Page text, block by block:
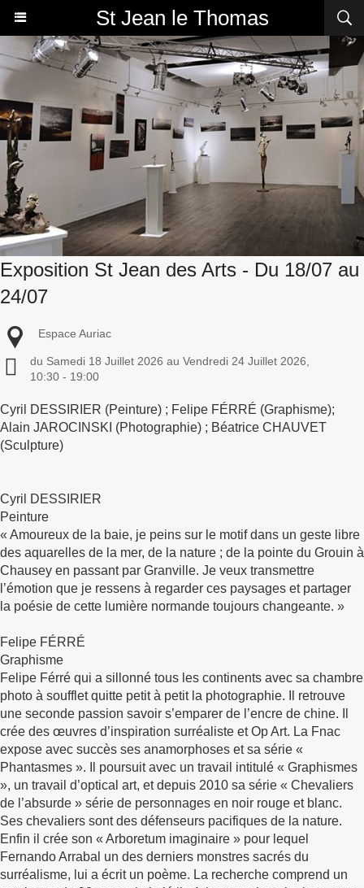
St Jean le Thomas
Exposition St Jean des Arts - Du 18/07 au
24/07
Espace Auriac
du Samedi 18 Juillet 2026 au Vendredi 24 Juillet 2026,
10:30 - 19:00
Cyril DESSIRIER (Peinture) ; Felipe FÉRRÉ (Graphisme);
Alain JAROCINSKI (Photographie) ; Béatrice CHAUVET
(Sculpture)
Cyril DESSIRIER
Peinture
« Amoureux de la baie, je peins sur le motif dans un geste libre
des aquarelles de la mer, de la nature ; de la pointe du Grouin à
Chausey en passant par Granville. Je veux transmettre
l’émotion que je ressens à regarder ces paysages et partager
la poésie de cette lumière normande toujours changeante. »
Felipe FÉRRÉ
Graphisme
Felipe Férré qui a sillonné tous les continents avec sa chambre
photo à soufflet quitte petit à petit la photographie. Il retrouve
une seconde passion savoir s’emparer de l’encre de chine. Il
crée des œuvres d’inspiration surréaliste et Op Art. La Fnac
expose avec succès ses anamorphoses et sa série «
Phantasmes ». Il poursuit avec un travail intitulé « Graphismes
», un travail d’optical art, et depuis 2010 sa série « Chevaliers
de l’absurde » série de personnages en noir rouge et blanc.
Ses chevaliers sont des défenseurs pacifiques de la nature.
Enfin il crée son « Arboretum imaginaire » pour lequel
Fernando Arrabal un des derniers monstres sacrés du
surréalisme, lui a écrit un poème. La recherche comprend un